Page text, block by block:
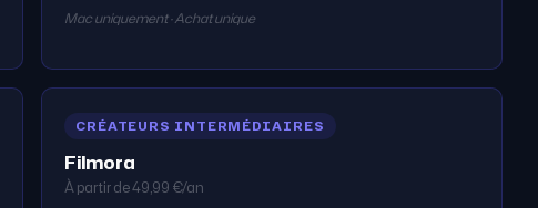
Mac uniquement · Achat unique
CRÉATEURS INTERMÉDIAIRES
Filmora
À partir de 49,99 €/an